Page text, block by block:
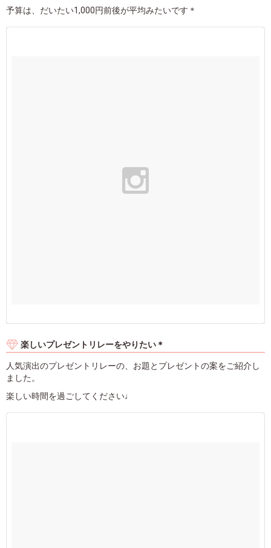
予算は、だいたい1,000円前後が平均みたいです＊
楽しいプレゼントリレーをやりたい＊
人気演出のプレゼントリレーの、お題とプレゼントの案をご紹介し
ました。
楽しい時間を過ごしてください♩